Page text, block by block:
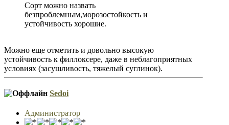
Сорт можно назвать
безпроблемным,морозостойкость и
устойчивость хорошие.
Можно еще отметить и довольно высокую
устойчивость к филлоксере, даже в неблагоприятных
условиях (засушливость, тяжелый суглинок).
Sedoi
Администратор